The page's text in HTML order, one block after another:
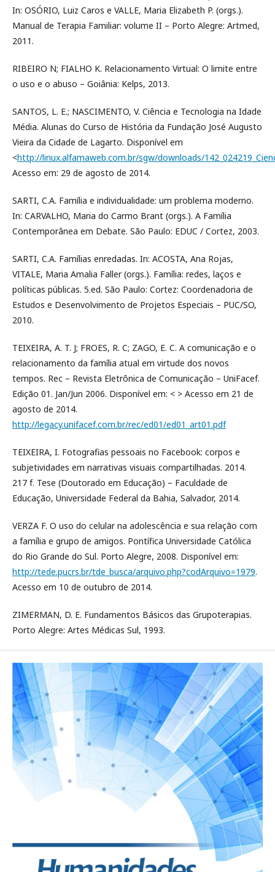
In: OSÓRIO, Luiz Caros e VALLE, Maria Elizabeth P. (orgs.).
Manual de Terapia Familiar: volume II – Porto Alegre: Artmed,
2011.
RIBEIRO N; FIALHO K. Relacionamento Virtual: O limite entre
o uso e o abuso – Goiânia: Kelps, 2013.
SANTOS, L. E.; NASCIMENTO, V. Ciência e Tecnologia na Idade
Média. Alunas do Curso de História da Fundação José Augusto
Vieira da Cidade de Lagarto. Disponível em
<http://linux.alfamaweb.com.br/sgw/downloads/
Acesso em: 29 de agosto de 2014.
SARTI, C.A. Família e individualidade: um problema moderno.
In: CARVALHO, Maria do Carmo Brant (orgs.). A Família
Contemporânea em Debate. São Paulo: EDUC / Cortez, 2003.
SARTI, C.A. Famílias enredadas. In: ACOSTA, Ana Rojas,
VITALE, Maria Amalia Faller (orgs.). Família: redes, laços e
políticas públicas. 5.ed. São Paulo: Cortez: Coordenadoria de
Estudos e Desenvolvimento de Projetos Especiais – PUC/SO,
2010.
TEIXEIRA, A. T. J; FROES, R. C; ZAGO, E. C. A comunicação e o
relacionamento da família atual em virtude dos novos
tempos. Rec – Revista Eletrônica de Comunicação – UniFacef.
Edição 01. Jan/Jun 2006. Disponível em: < > Acesso em 21 de
agosto de 2014.
http://legacy.unifacef.com.br/rec/ed01/ed01_art01.pdf
TEIXEIRA, I. Fotografias pessoais no Facebook: corpos e
subjetividades em narrativas visuais compartilhadas. 2014.
217 f. Tese (Doutorado em Educação) – Faculdade de
Educação, Universidade Federal da Bahia, Salvador, 2014.
VERZA F. O uso do celular na adolescência e sua relação com
a família e grupo de amigos. Pontífica Universidade Católica
do Rio Grande do Sul. Porto Alegre, 2008. Disponível em:
http://tede.pucrs.br/tde_busca/arquivo.php?codArquivo=1979.
Acesso em 10 de outubro de 2014.
ZIMERMAN, D. E. Fundamentos Básicos das Grupoterapias.
Porto Alegre: Artes Médicas Sul, 1993.